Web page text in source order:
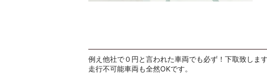
例え他社で０円と言われた車両でも必ず！下取致します
走行不可能車両も全然OKです。